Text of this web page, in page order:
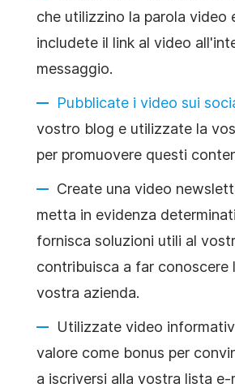
che utilizzino la parola video
includete il link al video
messaggio.
Pubblicate i video sui
vostro blog e utilizzate la
per promuovere questi
Create una video
metta in evidenza
fornisca soluzioni utili al
contribuisca a far conoscere
vostra azienda.
Utilizzate video
valore come bonus per
a iscriversi alla vostra lista